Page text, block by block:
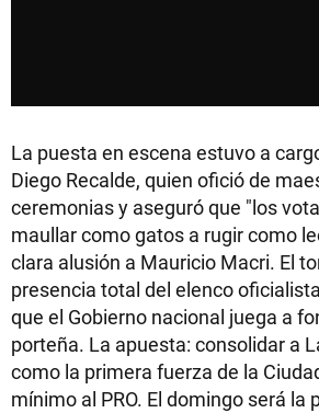
La puesta en escena estuvo a
Diego Recalde, quien ofició de
ceremonias y aseguró que "los
maullar como gatos a rugir como
clara alusión a Mauricio Macri. El
presencia total del elenco
que el Gobierno nacional juega a
porteña. La apuesta: consolidar a
como la primera fuerza de la
mínimo al PRO. El domingo será la